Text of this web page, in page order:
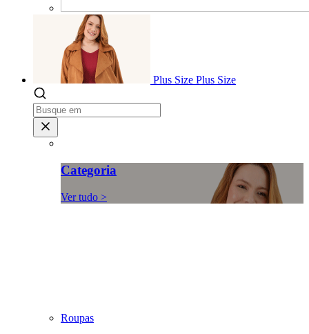
Plus Size Plus Size
Categoria
Ver tudo >
Roupas